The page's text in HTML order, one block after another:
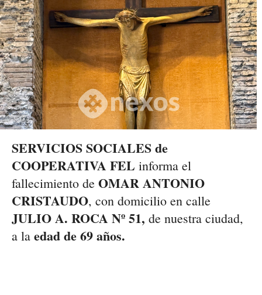
SERVICIOS SOCIALES de
COOPERATIVA FEL informa el
fallecimiento de ​ OMAR ANTONIO
CRISTAUDO, con domicilio en calle
JULIO A. ROCA Nº 51, de nuestra ciudad,
a la edad de 69 años.